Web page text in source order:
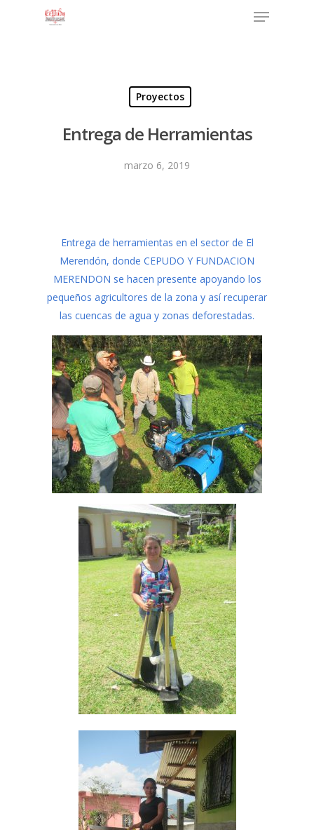
Proyectos
Entrega de Herramientas
marzo 6, 2019
Entrega de herramientas en el sector de El
Merendón, donde CEPUDO Y FUNDACION
MERENDON se hacen presente apoyando los
pequeños agricultores de la zona y así recuperar
las cuencas de agua y zonas deforestadas.